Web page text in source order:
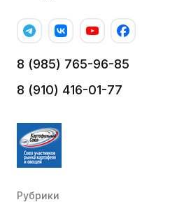
8 (985) 765-96-85
8 (910) 416-01-77
Рубрики